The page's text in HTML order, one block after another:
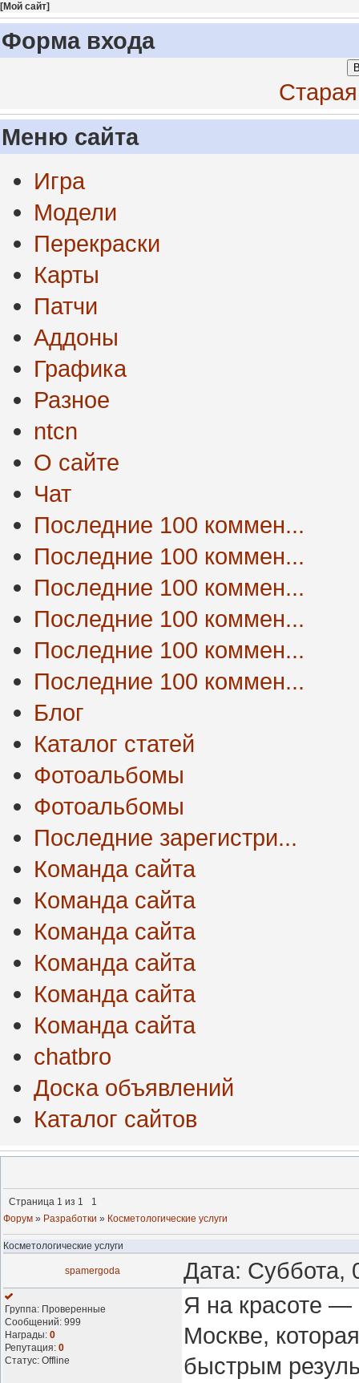
[Мой сайт]
Форма входа
Меню сайта
Игра
Модели
Перекраски
Карты
Патчи
Аддоны
Графика
Разное
ntcn
О сайте
Чат
Последние 100 коммен...
Последние 100 коммен...
Последние 100 коммен...
Последние 100 коммен...
Последние 100 коммен...
Последние 100 коммен...
Блог
Каталог статей
Фотоальбомы
Фотоальбомы
Последние зарегистри...
Команда сайта
Команда сайта
Команда сайта
Команда сайта
Команда сайта
Команда сайта
chatbro
Доска объявлений
Каталог сайтов
Страница 1 из 1
1
Форум » Разработки » Косметологические услуги
Косметологические услуги
spamergoda Дата:
Группа: Проверенные
Сообщений: 999
Награды: 0
Репутация: 0
Статус: Offline
Я на красоте —
Москве,
быстрым